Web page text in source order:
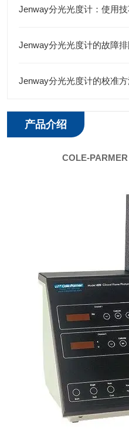
Jenway分光光度计：使用
Jenway分光光度计的故障
Jenway分光光度计的校准
产品介绍
COLE-